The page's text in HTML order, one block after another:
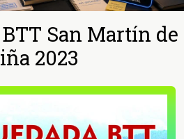
San Martín de
2023